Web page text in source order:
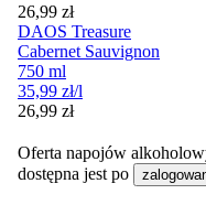
Cena
26,99 zł
DAOS Treasure
Cabernet Sauvignon
750 ml
35,99 zł/l
Cena
26,99 zł
Oferta napojów
dostępna jest po